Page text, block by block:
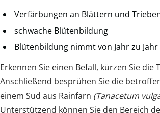
Verfärbungen an Blättern und
schwache Blütenbildung
Blütenbildung nimmt von Jahr zu Jahr
Erkennen Sie einen Befall, kürzen Sie die
Anschließend besprühen Sie die
einem Sud aus Rainfarn (Tanacetum
Unterstützend können Sie den Bereich